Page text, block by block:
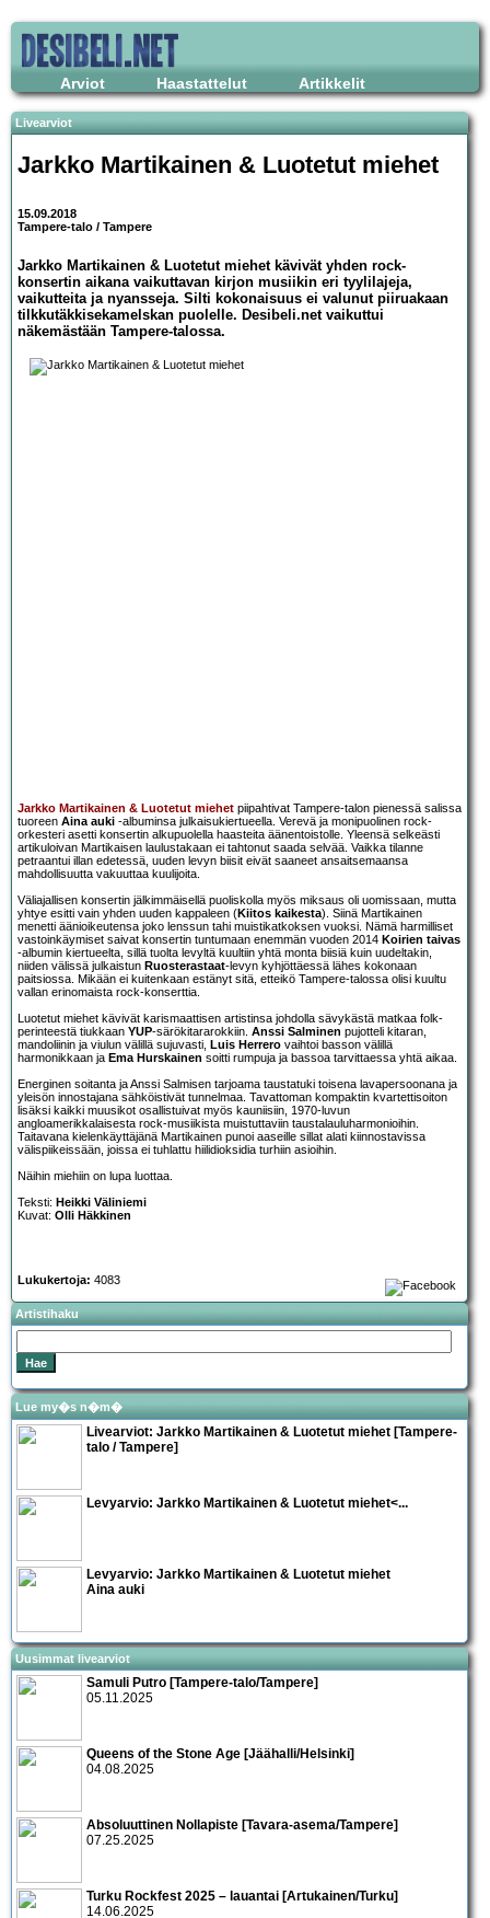
Arviot Haastattelut Artikkelit
Livearviot
Jarkko Martikainen & Luotetut miehet
15.09.2018
Tampere-talo / Tampere
Jarkko Martikainen & Luotetut miehet kävivät yhden rock-
konsertin aikana vaikuttavan kirjon musiikin eri tyylilajeja,
vaikutteita ja nyansseja. Silti kokonaisuus ei valunut piiruakaan
tilkkutäkkisekamelskan puolelle. Desibeli.net vaikuttui
näkemästään Tampere-talossa.
Jarkko Martikainen & Luotetut miehet piipahtivat Tampere-talon pienessä salissa
tuoreen Aina auki -albuminsa julkaisukiertueella. Verevä ja monipuolinen rock-
orkesteri asetti konsertin alkupuolella haasteita äänentoistolle. Yleensä selkeästi
artikuloivan Martikaisen laulustakaan ei tahtonut saada selvää. Vaikka tilanne
petraantui illan edetessä, uuden levyn biisit eivät saaneet ansaitsemaansa
mahdollisuutta vakuuttaa kuulijoita.
Väliajallisen konsertin jälkimmäisellä puoliskolla myös miksaus oli uomissaan, mutta
yhtye esitti vain yhden uuden kappaleen (Kiitos kaikesta). Siinä Martikainen
menetti äänioikeutensa joko lenssun tahi muistikatkoksen vuoksi. Nämä harmilliset
vastoinkäymiset saivat konsertin tuntumaan enemmän vuoden 2014 Koirien taivas
-albumin kiertueelta, sillä tuolta levyltä kuultiin yhtä monta biisiä kuin uudeltakin,
niiden välissä julkaistun Ruosterastaat-levyn kyhjöttäessä lähes kokonaan
paitsiossa. Mikään ei kuitenkaan estänyt sitä, etteikö Tampere-talossa olisi kuultu
vallan erinomaista rock-konserttia.
Luotetut miehet kävivät karismaattisen artistinsa johdolla sävykästä matkaa folk-
perinteestä tiukkaan YUP-särökitararokkiin. Anssi Salminen pujotteli kitaran,
mandoliinin ja viulun välillä sujuvasti, Luis Herrero vaihtoi basson välillä
harmonikkaan ja Ema Hurskainen soitti rumpuja ja bassoa tarvittaessa yhtä aikaa.
Energinen soitanta ja Anssi Salmisen tarjoama taustatuki toisena lavapersoonana ja
yleisön innostajana sähköistivät tunnelmaa. Tavattoman kompaktin kvartettisoiton
lisäksi kaikki muusikot osallistuivat myös kauniisiin, 1970-luvun
angloamerikkalaisesta rock-musiikista muistuttaviin taustalauluharmonioihin.
Taitavana kielenkäyttäjänä Martikainen punoi aaseille sillat alati kiinnostavissa
välispiikeissään, joissa ei tuhlattu hiilidioksidia turhiin asioihin.
Näihin miehiin on lupa luottaa.
Teksti: Heikki Väliniemi
Kuvat: Olli Häkkinen
Lukukertoja: 4083
Artistihaku
Lue my�s n�m�
Livearviot: Jarkko Martikainen & Luotetut miehet [Tampere-
talo / Tampere]
Levyarvio: Jarkko Martikainen & Luotetut miehet<...
Levyarvio: Jarkko Martikainen & Luotetut miehet
Aina auki
Uusimmat livearviot
Samuli Putro [Tampere-talo/Tampere]
05.11.2025
Queens of the Stone Age [Jäähalli/Helsinki]
04.08.2025
Absoluuttinen Nollapiste [Tavara-asema/Tampere]
07.25.2025
Turku Rockfest 2025 – lauantai [Artukainen/Turku]
14.06.2025